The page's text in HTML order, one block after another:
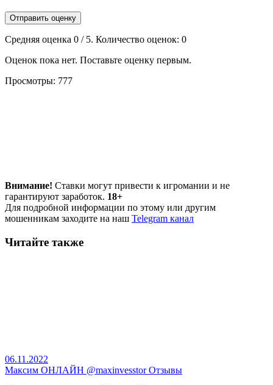
Отправить оценку
Средняя оценка 0 / 5. Количество оценок: 0
Оценок пока нет. Поставьте оценку первым.
Просмотры: 777
Внимание! Ставки могут привести к игромании и не
гарантируют заработок. 18+
Для подробной информации по этому или другим
мошенникам заходите на наш Telegram канал
Читайте также
06.11.2022
Максим ОНЛАЙН @maxinvesstor Отзывы